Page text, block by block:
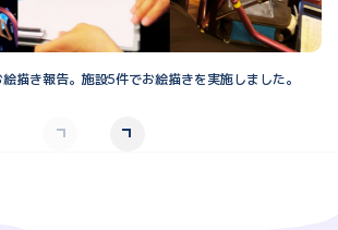
描き報告。施設5件でお絵描きを実施しました。